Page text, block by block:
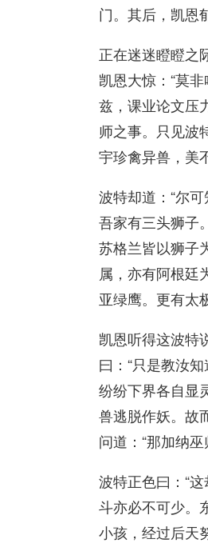
门。其后，凯恩
正在迷迷瞪瞪之
凯恩大惊：“莫
兹，课业论文压
师之事。只见波
宇珍禽异兽，美
波特却道：“尔
吾家有三头狮子
苏格兰皆以狮子
属，亦有阿根廷
亚绿鹰。更有
凯恩听得这波特
曰：“只是教汝
纷纷下界各自显
兽逃脱作妖。故
问道：“那加纳
波特正色曰：“
斗亦必不可少。
小孩，经过后天